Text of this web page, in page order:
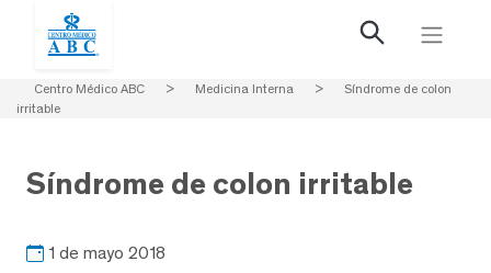
Centro Médico ABC > Medicina Interna >
Síndrome de colon
irritable
Síndrome de colon irritable
1 de mayo 2018